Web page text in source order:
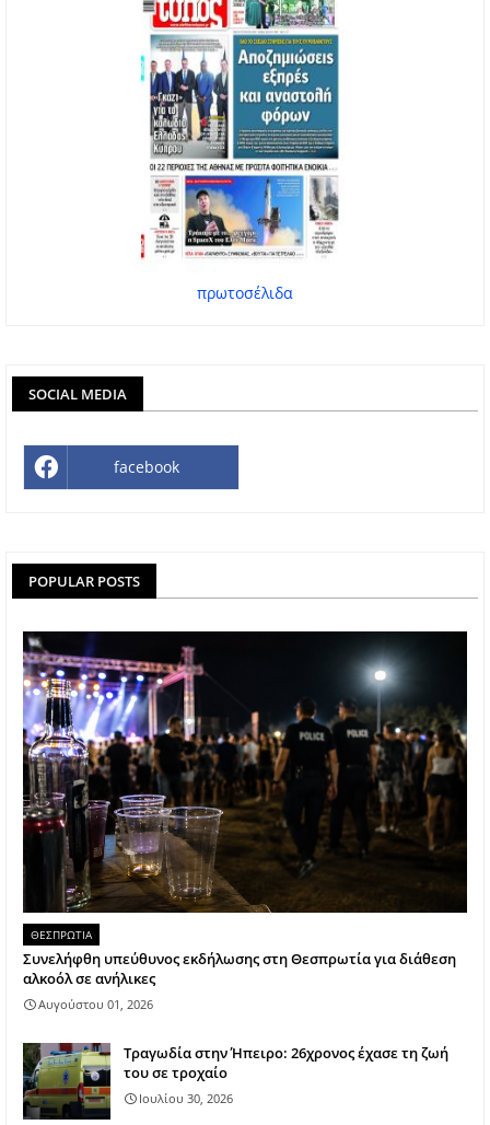
πρωτοσέλιδα
SOCIAL MEDIA
facebook
POPULAR POSTS
ΘΕΣΠΡΩΤΙΑ
Συνελήφθη υπεύθυνος εκδήλωσης στη Θεσπρωτία για διάθεση
αλκοόλ σε ανήλικες
Αυγούστου 01, 2026
Τραγωδία στην Ήπειρο: 26χρονος έχασε τη ζωή
του σε τροχαίο
Ιουλίου 30, 2026